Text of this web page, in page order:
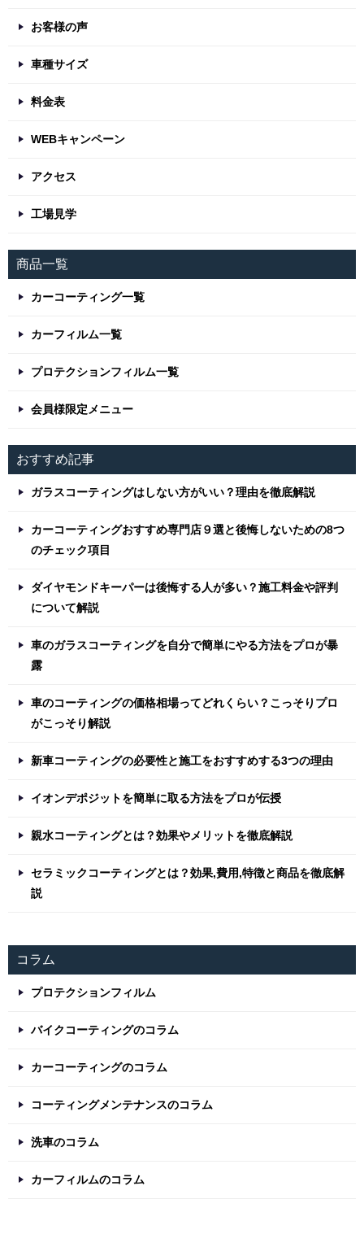
お客様の声
車種サイズ
料金表
WEBキャンペーン
アクセス
工場見学
商品一覧
カーコーティング一覧
カーフィルム一覧
プロテクションフィルム一覧
会員様限定メニュー
おすすめ記事
ガラスコーティングはしない方がいい？理由を徹底解説
カーコーティングおすすめ専門店９選と後悔しないための8つ
のチェック項目
ダイヤモンドキーパーは後悔する人が多い？施工料金や評判
について解説
車のガラスコーティングを自分で簡単にやる方法をプロが暴
露
車のコーティングの価格相場ってどれくらい？こっそりプロ
がこっそり解説
新車コーティングの必要性と施工をおすすめする3つの理由
イオンデポジットを簡単に取る方法をプロが伝授
親水コーティングとは？効果やメリットを徹底解説
セラミックコーティングとは？効果,費用,特徴と商品を徹底解
説
コラム
プロテクションフィルム
バイクコーティングのコラム
カーコーティングのコラム
コーティングメンテナンスのコラム
洗車のコラム
カーフィルムのコラム